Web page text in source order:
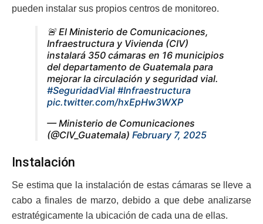
pueden instalar sus propios centros de monitoreo.
🚨 El Ministerio de Comunicaciones,
Infraestructura y Vivienda (CIV)
instalará 350 cámaras en 16 municipios
del departamento de Guatemala para
mejorar la circulación y seguridad vial.
#SeguridadVial #Infraestructura
pic.twitter.com/hxEpHw3WXP
— Ministerio de Comunicaciones
(@CIV_Guatemala) February 7, 2025
Instalación
Se estima que la instalación de estas cámaras se lleve a
cabo a finales de marzo, debido a que debe analizarse
estratégicamente la ubicación de cada una de ellas.